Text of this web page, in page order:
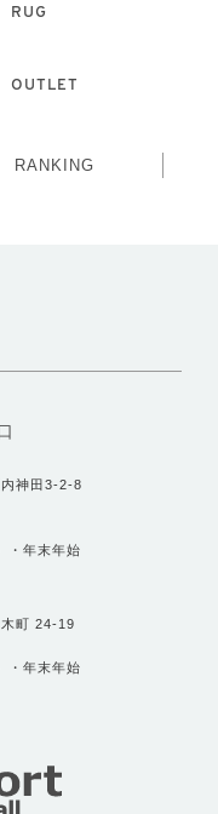
RUG
OUTLET
RANKING
神田3-2-8
・年末年始
町 24-19
・年末年始